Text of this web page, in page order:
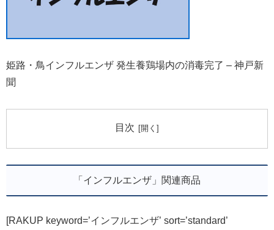
姫路・鳥インフルエンザ 発生養鶏場内の消毒完了 – 神戸新
聞
目次
「インフルエンザ」関連商品
[RAKUP keyword=’インフルエンザ’ sort=’standard’